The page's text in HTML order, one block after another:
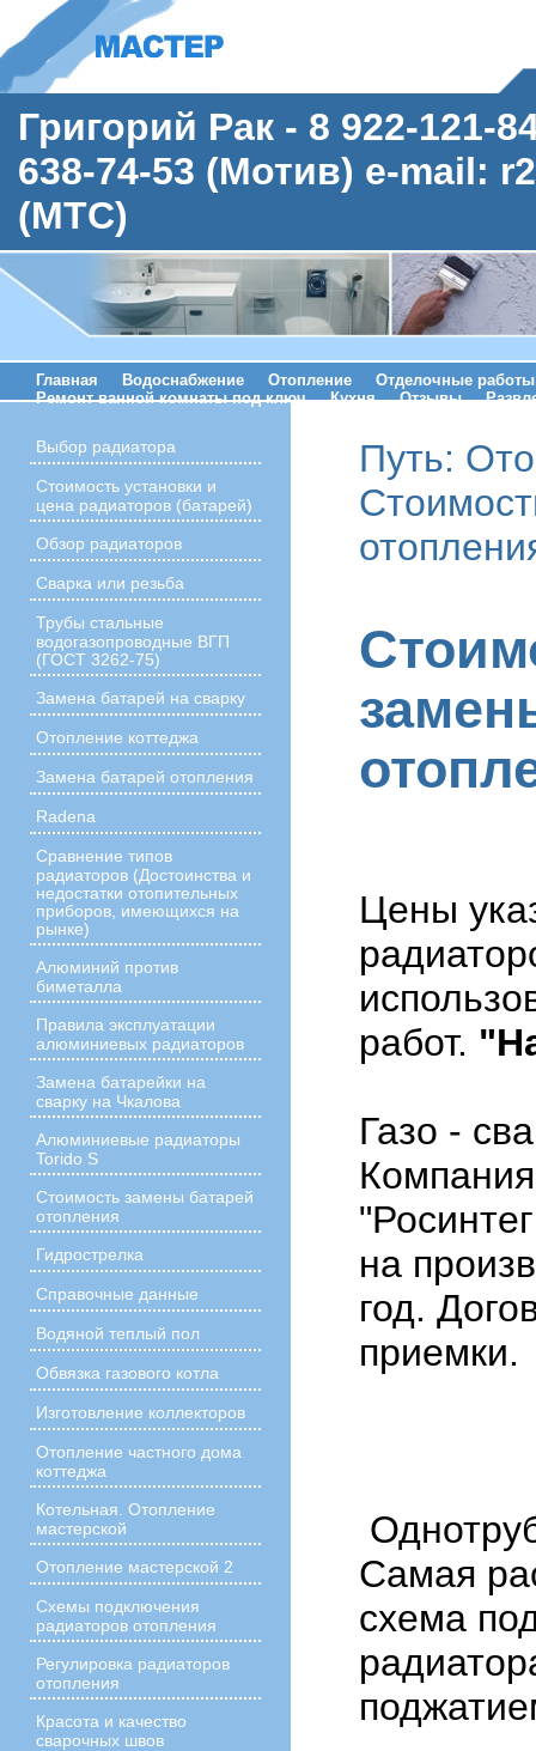
Григорий Рак - 8 922-121-
638-74-53 (Мотив) e-mail:
(МТС)
Главная Водоснабжение Отопление
Отделочные работы
Ремонт ванной комнаты под ключ
Кухня Отзывы
Выбор радиатора
Стоимость установки и
цена радиаторов (батарей)
Обзор радиаторов
Сварка или резьба
Трубы стальные
водогазопроводные ВГП
(ГОСТ 3262-75)
Замена батарей на сварку
Отопление коттеджа
Замена батарей отопления
Radena
Сравнение типов
радиаторов (Достоинства и
недостатки отопительных
приборов, имеющихся на
рынке)
Алюминий против
биметалла
Правила эксплуатации
алюминиевых радиаторов
Замена батарейки на
сварку на Чкалова
Алюминиевые радиаторы
Torido S
Стоимость замены батарей
отопления
Гидрострелка
Справочные данные
Водяной теплый пол
Обвязка газового котла
Изготовление коллекторов
Отопление частного дома
коттеджа
Котельная. Отопление
мастерской
Отопление мастерской 2
Схемы подключения
радиаторов отопления
Регулировка радиаторов
отопления
Красота и качество
сварочных швов
Путь:
Цены
работ.
Газо -
на
год.
приемки.
Самая
схема